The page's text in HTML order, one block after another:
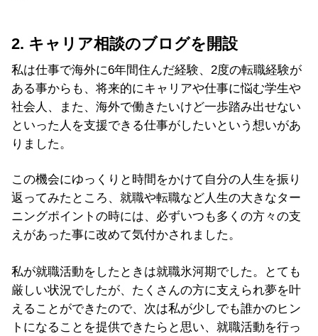
2. キャリア相談のブログを開設
私は仕事で海外に6年間住んだ経験、2度の転職経験が
ある事からも、将来的にキャリアや仕事に悩む学生や
社会人、また、海外で働きたいけど一歩踏み出せない
といった人を支援できる仕事がしたいという想いがあ
りました。
この機会にゆっくりと時間をかけて自分の人生を振り
返ってみたところ、就職や転職など人生の大きなター
ニングポイントの時には、必ずいつも多くの方々の支
えがあった事に改めて気付かされました。
私が就職活動をしたときは就職氷河期でした。とても
厳しい状況でしたが、たくさんの方に支えられ夢を叶
えることができたので、次は私が少しでも誰かのヒン
トになることを提供できたらと思い、就職活動を行っ